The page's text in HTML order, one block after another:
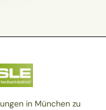
in München zu